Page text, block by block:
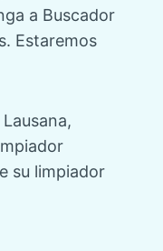
a Buscador
Estaremos
Lausana,
su limpiador